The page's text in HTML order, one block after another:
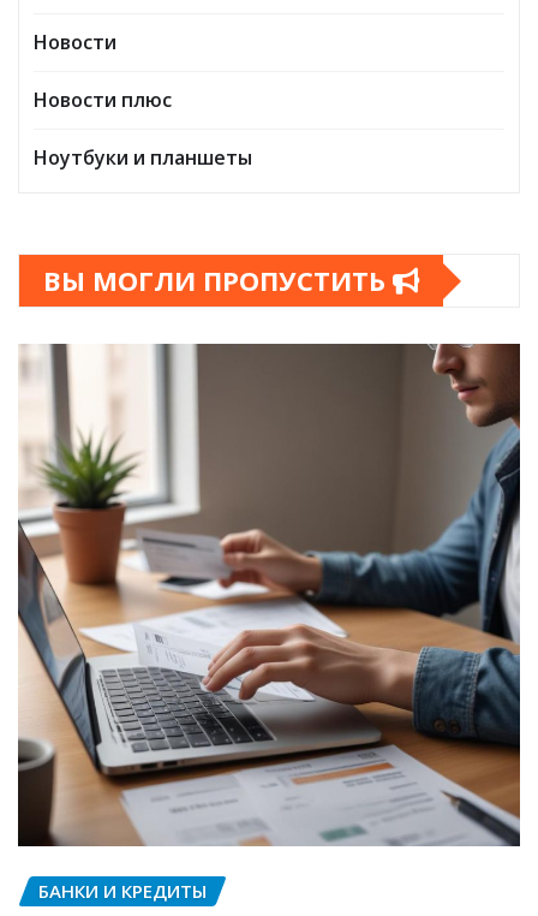
Новости
Новости плюс
Ноутбуки и планшеты
ВЫ МОГЛИ ПРОПУСТИТЬ
БАНКИ И КРЕДИТЫ